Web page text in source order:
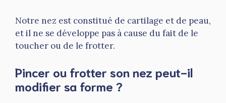
Notre nez est constitué de cartilage et de peau,
et il ne se développe pas à cause du fait de le
toucher ou de le frotter.
Pincer ou frotter son nez peut-il
modifier sa forme ?